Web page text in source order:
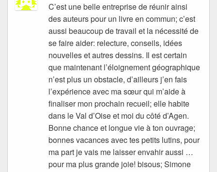
C’est une belle entreprise de réunir ainsi
des auteurs pour un livre en commun; c’est
aussi beaucoup de travail et la nécessité de
se faire aider: relecture, conseils, idées
nouvelles et autres dessins. Il est certain
que maintenant l’éloignement géographique
n’est plus un obstacle, d’ailleurs j’en fais
l’expérience avec ma sœur qui m’aide à
finaliser mon prochain recueil; elle habite
dans le Val d’Oise et moi du côté d’Agen.
Bonne chance et longue vie à ton ouvrage;
bonnes vacances avec tes petits lutins, pour
ma part je vais me laisser envahir aussi …
pour ma plus grande joie! bisous; Simone